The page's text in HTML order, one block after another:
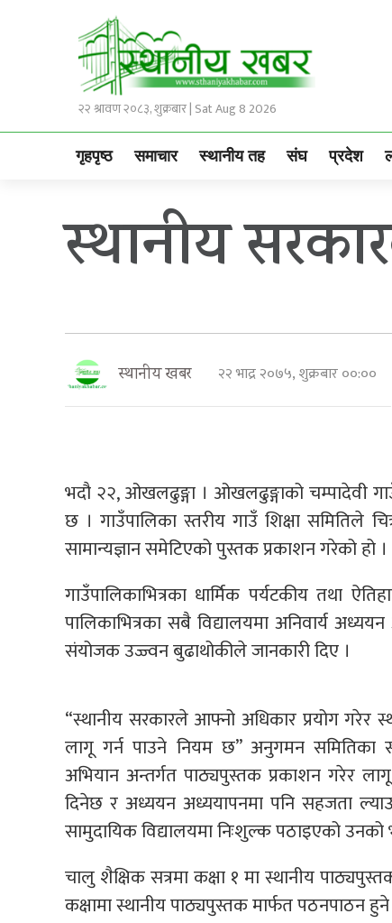
२२ श्रावण २०८३, शुक्रबार | Sat Aug 8 2026
गृहपृष्ठ समाचार स्थानीय तह संघ प्रदेश
स्थानीय
स्थानीय खबर २२ भाद्र २०७५, शुक्रबार ००:००
भदौ २२, ओखलढुङ्गा । ओखलढुङ्गाको चम्पादेवी
छ । गाउँपालिका स्तरीय गाउँ शिक्षा समितिले
सामान्यज्ञान समेटिएको पुस्तक प्रकाशन गरेको हो ।
गाउँपालिकाभित्रका धार्मिक पर्यटकीय तथा
पालिकाभित्रका सबै विद्यालयमा अनिवार्य
संयोजक उज्ज्वन बुढाथोकीले जानकारी दिए ।
“स्थानीय सरकारले आफ्नो अधिकार प्रयोग गरेर
लागू गर्न पाउने नियम छ” अनुगमन
अभियान अन्तर्गत पाठ्यपुस्तक प्रकाशन गरेर
दिनेछ र अध्ययन अध्ययापनमा पनि सहजता
सामुदायिक विद्यालयमा निःशुल्क पठाइएको उनको
चालु शैक्षिक सत्रमा कक्षा १ मा स्थानीय
कक्षामा स्थानीय पाठ्यपुस्तक मार्फत पठनपाठन